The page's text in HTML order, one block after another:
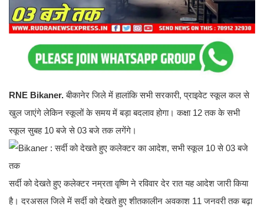
RNE Bikaner.बीकानेर जिले में हालांकि सभी सरकारी, प्राइवेट स्कूल कल से
खुल जाएंगे लेकिन स्कूलों के समय में बड़ा बदलाव होगा। कक्षा 12 तक के सभी
स्कूल सुबह 10 बजे से 03 बजे तक लगेंगे।
सर्दी को देखते हुए कलेक्टर नम्रता वृष्णि ने रविवार देर रात यह आदेश जारी किया
है। दरअसल जिले में सर्दी को देखते हुए शीतकालीन अवकाश 11 जनवरी तक बढ़ा